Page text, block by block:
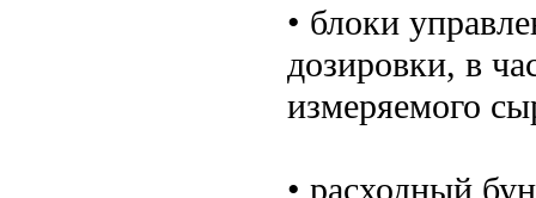
• блоки
дозировки, в
измеряемого
• расходный